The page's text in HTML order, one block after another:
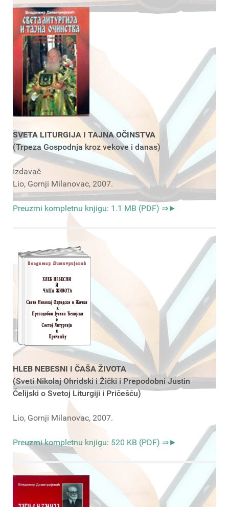
SVETA LITURGIJA I TAJNA OČINSTVA
(Trpeza Gospodnja kroz vekove i danas)
Izdavač
Lio, Gornji Milanovac, 2007.
Preuzmi kompletnu knjigu: 1.1 MB (PDF) ⇒►
HLEB NEBESNI I ČAŠA ŽIVOTA
(Sveti Nikolaj Ohridski i Žički i Prepodobni Justin
Ćelijski o Svetoj Liturgiji i Pričešću)
Lio, Gornji Milanovac, 2007.
Preuzmi kompletnu knjigu: 520 KB (PDF) ⇒►